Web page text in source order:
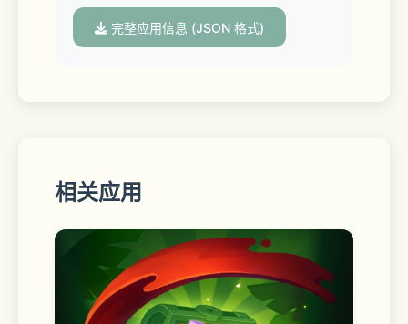
＃在应用程序内购买：
年度专业版：
- 年度自动续订订阅，到期自动续订。
完整应用信息 (JSON 格式)
相关应用